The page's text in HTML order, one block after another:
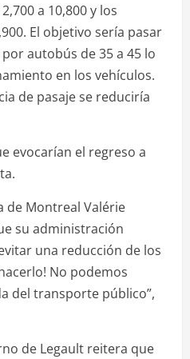
a 10,800 y los
El objetivo sería pasar
autobús de 35 a 45 lo
en los vehículos.
de pasaje se reduciría
evocarían el regreso a
de Montreal Valérie
su administración
una reducción de los
No podemos
del transporte público”,
de Legault reitera que